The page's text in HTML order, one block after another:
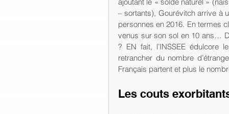
– sortants), Gourévitch arrive à
personnes en 2016. En termes
venus sur son sol en 10 ans…
? EN fait, l’INSSEE édulcore
retrancher du nombre
Français partent et plus le
Les couts